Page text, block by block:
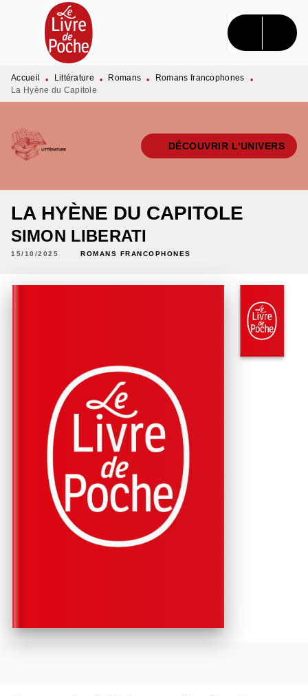
MENU RECHERCHE CONTENU
PIED DE PAGE
Accueil • Littérature • Romans • Romans francophones
•
La Hyène du Capitole
DÉCOUVRIR L'UNIVERS
LA HYÈNE DU CAPITOLE
SIMON LIBERATI
15/10/2025 ROMANS FRANCOPHONES